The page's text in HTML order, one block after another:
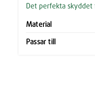
Det perfekta skyddet
Material
Passar till